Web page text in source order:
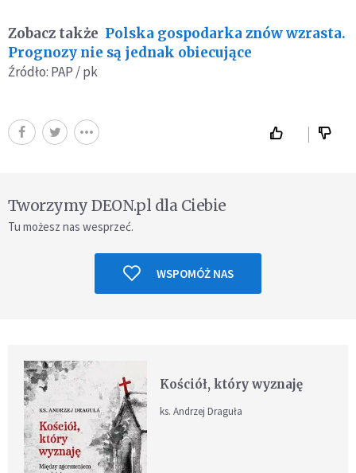
Zobacz także Polska gospodarka znów wzrasta.
Prognozy nie są jednak obiecujące
Źródło: PAP / pk
Tworzymy DEON.pl dla Ciebie
Tu możesz nas wesprzeć.
WSPOMÓŻ NAS
Kościół, który wyznaję
ks. Andrzej Draguła